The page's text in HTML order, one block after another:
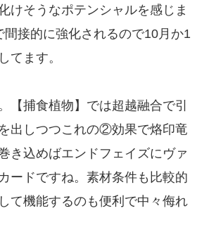
けそうなポテンシャルを感じま
接的に強化されるので10月か1
てます。
【捕食植物】では超越融合で引
出しつつこれの②効果で烙印竜
き込めばエンドフェイズにヴァ
ードですね。素材条件も比較的
て機能するのも便利で中々侮れ